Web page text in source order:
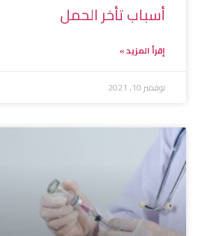
أسباب تأخر الحمل
إقرأ المزيد »
نوفمبر 10, 2021